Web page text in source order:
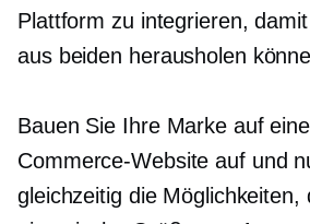
Plattform zu integrieren,
aus beiden herausholen
Bauen Sie Ihre Marke auf
Commerce-Website auf und
gleichzeitig die Möglichkeiten,